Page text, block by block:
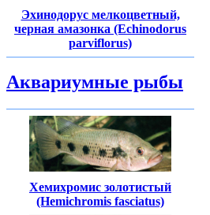
Эхинодорус мелкоцветный,
черная амазонка (Echinodorus
parviflorus)
Аквариумные рыбы
Хемихромис золотистый
(Hemichromis fasciatus)